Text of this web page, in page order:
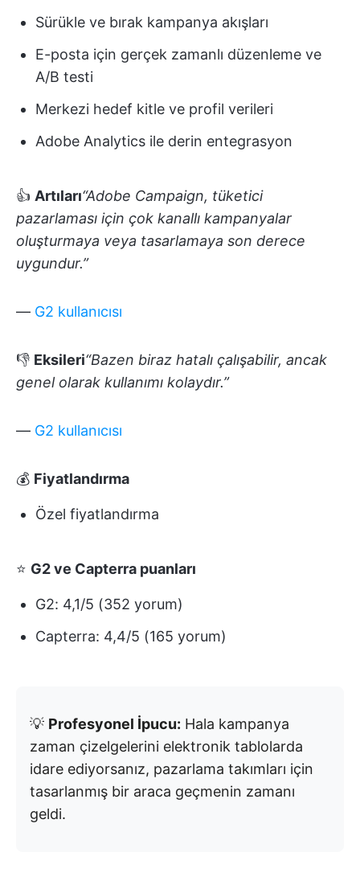
Sürükle ve bırak kampanya akışları
E-posta için gerçek zamanlı düzenleme ve
A/B testi
Merkezi hedef kitle ve profil verileri
Adobe Analytics ile derin entegrasyon
👍 Artıları“Adobe Campaign, tüketici
pazarlaması için çok kanallı kampanyalar
oluşturmaya veya tasarlamaya son derece
uygundur.”
— G2 kullanıcısı
👎 Eksileri“Bazen biraz hatalı çalışabilir, ancak
genel olarak kullanımı kolaydır.”
— G2 kullanıcısı
💰 Fiyatlandırma
Özel fiyatlandırma
⭐ G2 ve Capterra puanları
G2: 4,1/5 (352 yorum)
Capterra: 4,4/5 (165 yorum)
💡 Profesyonel İpucu: Hala kampanya
zaman çizelgelerini elektronik tablolarda
idare ediyorsanız, pazarlama takımları için
tasarlanmış bir araca geçmenin zamanı
geldi.